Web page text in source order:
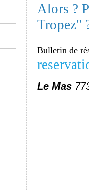
Alors ?
Tropez"
Bulletin de
Le Mas